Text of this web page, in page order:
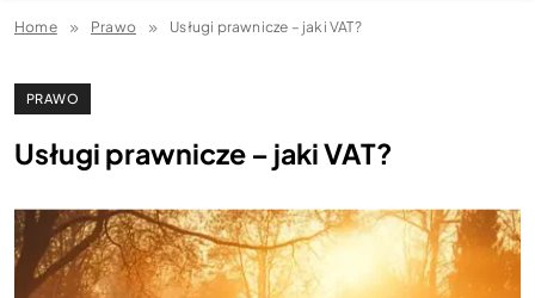
Home Prawo Usługi prawnicze – jaki VAT?
PRAWO
Usługi prawnicze – jaki VAT?